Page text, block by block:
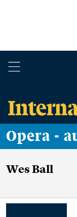
Opera -
Wes Ball